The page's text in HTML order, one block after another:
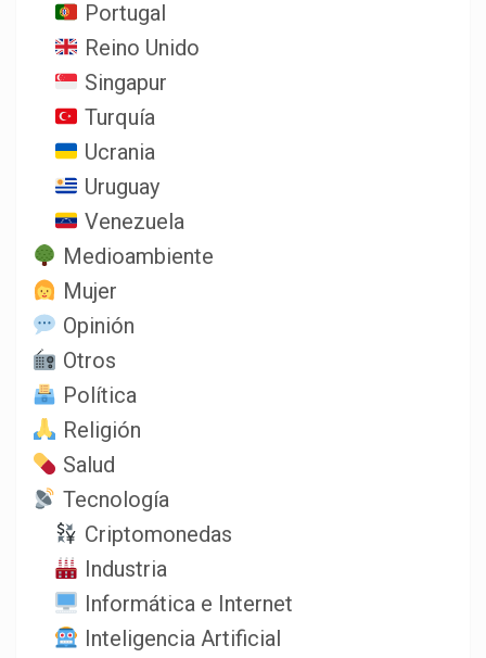
Portugal
Reino Unido
Singapur
Turquía
Ucrania
Uruguay
Venezuela
Medioambiente
Mujer
Opinión
Otros
Política
Religión
Salud
Tecnología
Criptomonedas
Industria
Informática e Internet
Inteligencia Artificial